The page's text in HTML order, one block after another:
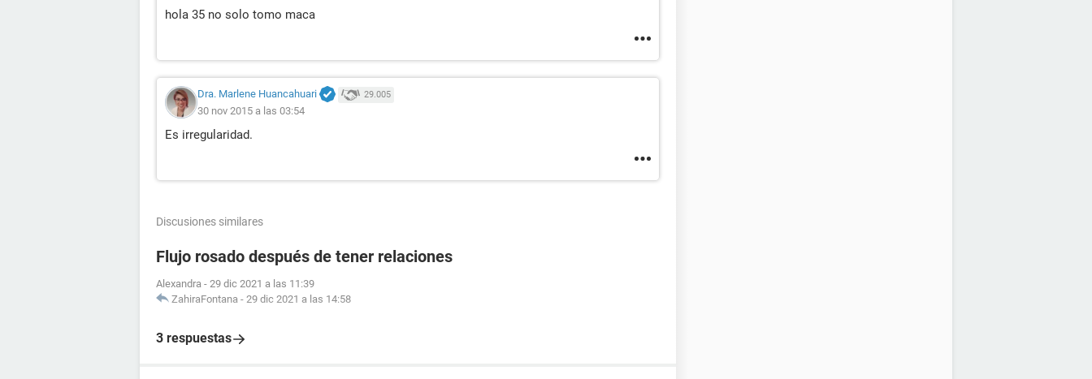
hola 35 no solo tomo maca
Dra. Marlene Huancahuari 29.005
30 nov 2015 a las 03:54
Es irregularidad.
Discusiones similares
Flujo rosado después de tener relaciones
Alexandra - 29 dic 2021 a las 11:39
ZahiraFontana - 29 dic 2021 a las 14:58
3 respuestas